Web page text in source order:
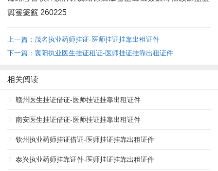
籅籆籇籈 260225
上一篇：茂名执业药师挂证-医师挂证挂靠出租证件
下一篇：襄阳执业医生挂证租证-医师挂证挂靠出租证件
相关阅读
赣州医生挂证借证-医师挂证挂靠出租证件
南安医生挂证借证-医师挂证挂靠出租证件
钦州执业药师挂证借证-医师挂证挂靠出租证件
泰兴执业药师挂靠证件-医师挂证挂靠出租证件